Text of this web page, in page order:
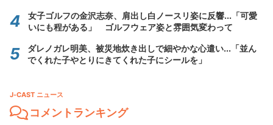
女子ゴルフの金沢志奈、肩出し白ノースリ姿に反響...「可愛
いにも程がある」 ゴルフウェア姿と雰囲気変わって
ダレノガレ明美、被災地炊き出しで細やかな心遣い...「並ん
でくれた子やとりにきてくれた子にシールを」
J-CAST ニュース
コメントランキング